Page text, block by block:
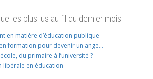
les plus lus au fil du dernier mois
en matière d’éducation publique
formation pour devenir un ange…
du primaire à l’université ?
libérale en éducation